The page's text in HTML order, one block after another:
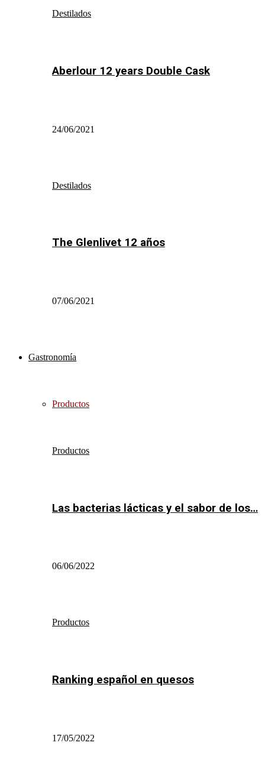
Destilados
Aberlour 12 years Double Cask
24/06/2021
Destilados
The Glenlivet 12 años
07/06/2021
Gastronomía
Productos
Productos
Las bacterias lácticas y el sabor de los…
06/06/2022
Productos
Ranking español en quesos
17/05/2022